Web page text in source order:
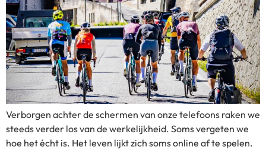
Verborgen achter de schermen van onze telefoons raken we
steeds verder los van de werkelijkheid. Soms vergeten we
hoe het écht is. Het leven lijkt zich soms online af te spelen.